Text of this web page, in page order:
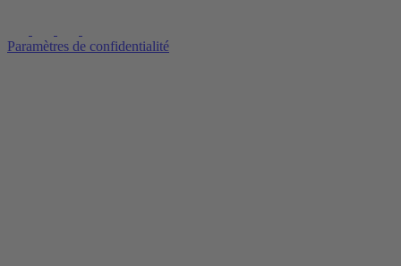
Paramètres de confidentialité